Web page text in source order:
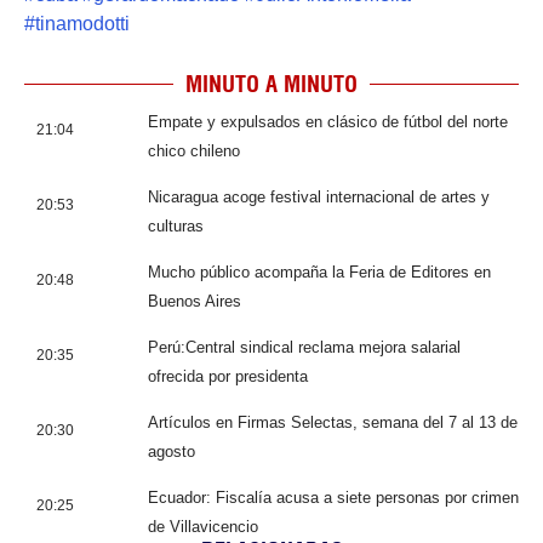
#tinamodotti
MINUTO A MINUTO
21:04
Empate y expulsados en clásico de fútbol del norte
chico chileno
20:53
Nicaragua acoge festival internacional de artes y
culturas
20:48
Mucho público acompaña la Feria de Editores en
Buenos Aires
20:35
Perú:Central sindical reclama mejora salarial
ofrecida por presidenta
20:30
Artículos en Firmas Selectas, semana del 7 al 13 de
agosto
20:25
Ecuador: Fiscalía acusa a siete personas por crimen
de Villavicencio